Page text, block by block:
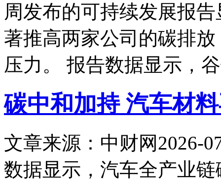
周发布的可持续发展报
著推高两家公司的碳排
压力。 报告数据显示，
碳中和加持 汽车材
文章来源：中财网2026-
数据显示，汽车全产业